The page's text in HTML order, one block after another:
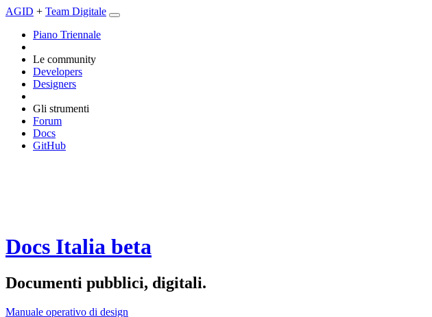
AGID + Team Digitale
Piano Triennale
Le community
Developers
Designers
Gli strumenti
Forum
Docs
GitHub
Docs Italia beta
Documenti pubblici, digitali.
Manuale operativo di design